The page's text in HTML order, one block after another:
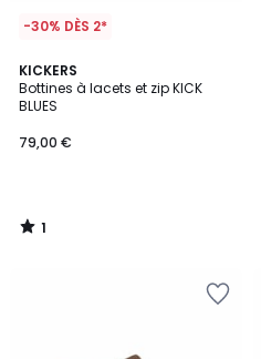
-30% DÈS 2*
KICKERS
Bottines à lacets et zip KICK
BLUES
79,00 €
1
/
5
1
/